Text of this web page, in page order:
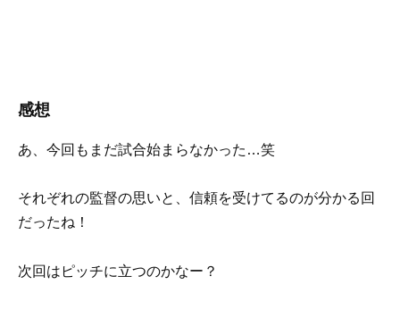
感想
あ、今回もまだ試合始まらなかった…笑
それぞれの監督の思いと、信頼を受けてるのが分かる回
だったね！
次回はピッチに立つのかなー？